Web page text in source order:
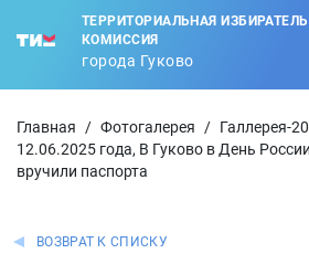
ТЕРРИТОРИАЛЬНАЯ
КОМИССИЯ
города Гуково
Главная / Фотогалерея / Галлерея-
12.06.2025 года, В Гуково в День
вручили паспорта
ВОЗВРАТ К СПИСКУ